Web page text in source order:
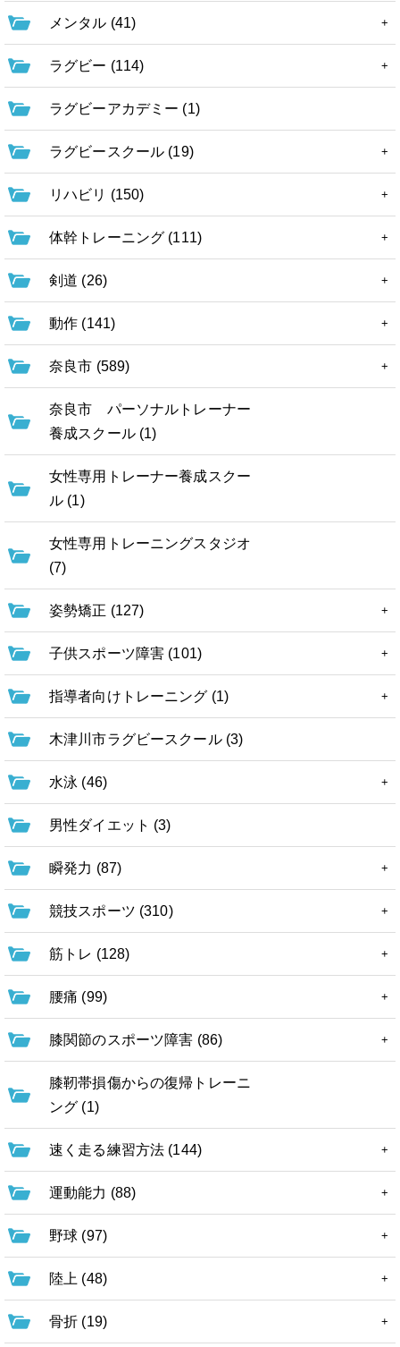
メンタル (41)
ラグビー (114)
ラグビーアカデミー (1)
ラグビースクール (19)
リハビリ (150)
体幹トレーニング (111)
剣道 (26)
動作 (141)
奈良市 (589)
奈良市 パーソナルトレーナー
養成スクール (1)
女性専用トレーナー養成スクー
ル (1)
女性専用トレーニングスタジオ
(7)
姿勢矯正 (127)
子供スポーツ障害 (101)
指導者向けトレーニング (1)
木津川市ラグビースクール (3)
水泳 (46)
男性ダイエット (3)
瞬発力 (87)
競技スポーツ (310)
筋トレ (128)
腰痛 (99)
膝関節のスポーツ障害 (86)
膝靭帯損傷からの復帰トレーニ
ング (1)
速く走る練習方法 (144)
運動能力 (88)
野球 (97)
陸上 (48)
骨折 (19)